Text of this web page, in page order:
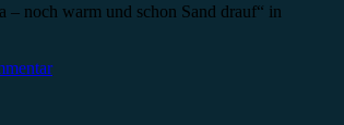
– noch warm und schon Sand drauf“ in